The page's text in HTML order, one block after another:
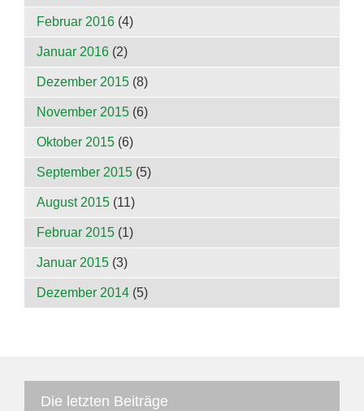
Februar 2016 (4)
Januar 2016 (2)
Dezember 2015 (8)
November 2015 (6)
Oktober 2015 (6)
September 2015 (5)
August 2015 (11)
Februar 2015 (1)
Januar 2015 (3)
Dezember 2014 (5)
Die letzten Beiträge